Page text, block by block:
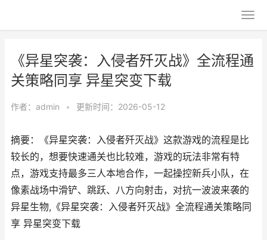
《异星突袭：入侵者歼灭战》全流程通
关策略同享 异星突变下载
作者： admin • 更新时间：2026-05-12
摘要：《异星突袭：入侵者歼灭战》这款游戏的流程是比
较长的，想要快速通关也比较难，游戏的玩法非常有特
点，游戏支持最多三人本地合作，一起操控新兵小队，在
像素战场中滑铲、跳跃、八方向射击，对抗一波波来袭的
异星生物,《异星突袭：入侵者歼灭战》全流程通关策略同
享 异星突变下载